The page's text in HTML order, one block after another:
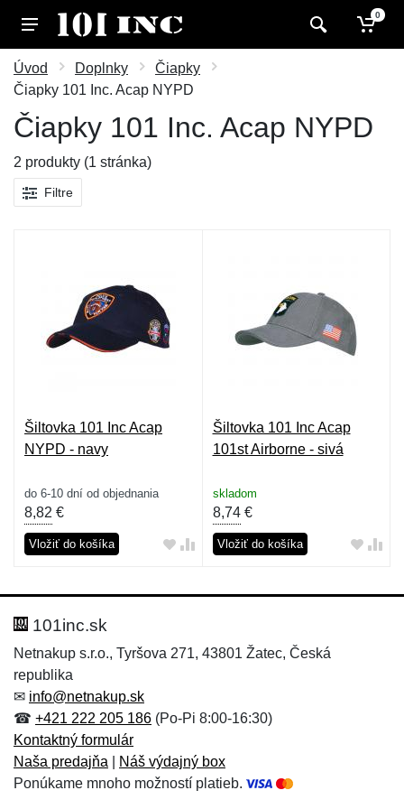
0
Úvod Doplnky
Čiapky
Čiapky 101 Inc. Acap NYPD
Čiapky 101 Inc. Acap NYPD
2 produkty (1 stránka)
Filtre
Šiltovka 101 Inc Acap
NYPD - navy
do 6-10 dní od objednania
8,82 €
Vložiť do košíka
Šiltovka 101 Inc Acap
101st Airborne - sivá
skladom
8,74€
Vložiť do košíka
101inc.sk
Netnakup s.r.o., Tyršova 271, 43801 Žatec, Česká
republika
✉ info@netnakup.sk
☎ +421 222 205 186 (Po-Pi 8:00-16:30)
Kontaktný formulár
Naša predajňa
Náš výdajný box
Ponúkame mnoho možností platieb.